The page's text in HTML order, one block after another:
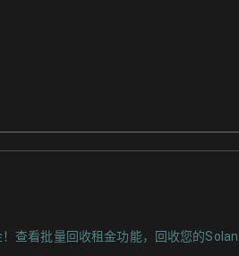
查看批量回收租金功能，回收您的